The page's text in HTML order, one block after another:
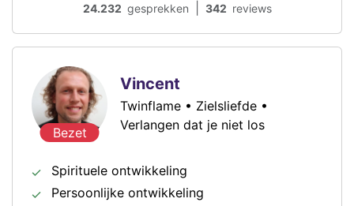
342 reviews
24.232 gesprekken
Bezet
Vincent
Twinflame • Zielsliefde •
Verlangen dat je niet los
Spirituele ontwikkeling
Persoonlijke ontwikkeling